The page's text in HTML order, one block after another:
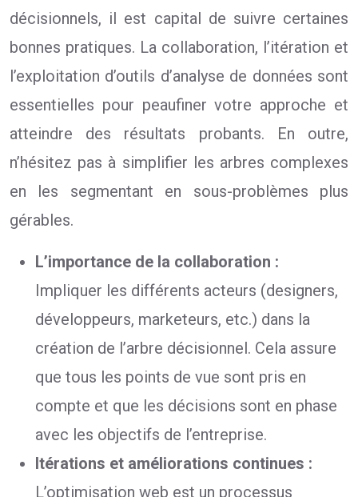
décisionnels, il est capital de suivre certaines
bonnes pratiques. La collaboration, l’itération et
l’exploitation d’outils d’analyse de données sont
essentielles pour peaufiner votre approche et
atteindre des résultats probants. En outre,
n’hésitez pas à simplifier les arbres complexes
en les segmentant en sous-problèmes plus
gérables.
L’importance de la collaboration :
Impliquer les différents acteurs (designers,
développeurs, marketeurs, etc.) dans la
création de l’arbre décisionnel. Cela assure
que tous les points de vue sont pris en
compte et que les décisions sont en phase
avec les objectifs de l’entreprise.
Itérations et améliorations continues :
L’optimisation web est un processus